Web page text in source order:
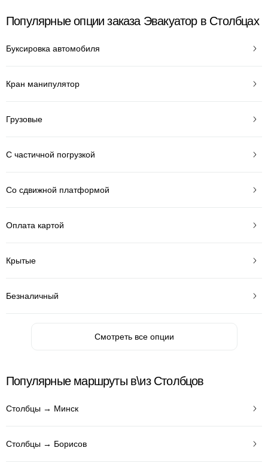
Популярные опции заказа Эвакуатор в Столбцах
Буксировка автомобиля
Кран манипулятор
Грузовые
С частичной погрузкой
Со сдвижной платформой
Оплата картой
Крытые
Безналичный
Смотреть все опции
Популярные маршруты в\из Столбцов
Столбцы → Минск
Столбцы → Борисов